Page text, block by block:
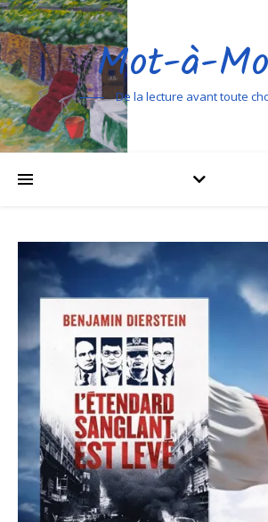
Mot-à-
De la lecture avant toute